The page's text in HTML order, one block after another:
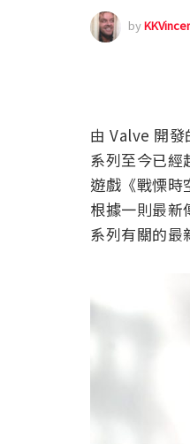
by
由 Valve 開
系列至今已經
遊戲《戰慄時
根據一則最
系列有關的最